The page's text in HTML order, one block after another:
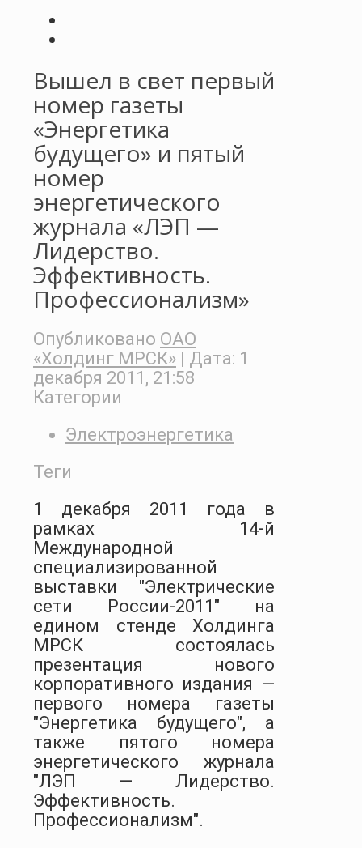
Вышел в свет первый
номер газеты
«Энергетика
будущего» и пятый
номер
энергетического
журнала «ЛЭП —
Лидерство.
Эффективность.
Профессионализм»
Опубликовано ОАО
«Холдинг МРСК»
| Дата: 1
декабря 2011, 21:58
Категории
Электроэнергетика
Теги
1 декабря 2011 года в
рамках 14-й
Международной
специализированной
выставки "Электрические
сети России-2011" на
едином стенде Холдинга
МРСК состоялась
презентация нового
корпоративного издания —
первого номера газеты
"Энергетика будущего", а
также пятого номера
энергетического журнала
"ЛЭП — Лидерство.
Эффективность.
Профессионализм".